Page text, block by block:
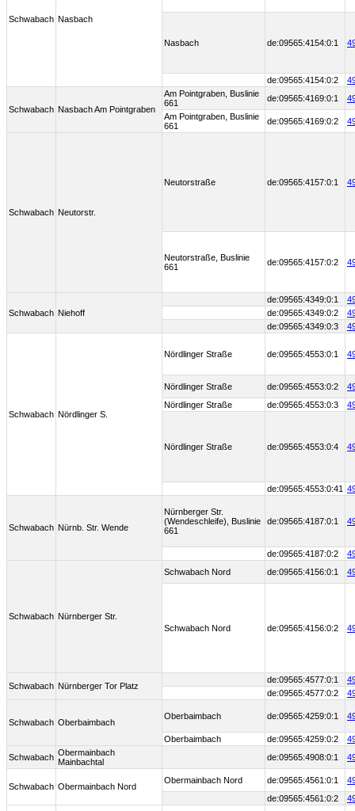
Schwabach Nasbach
Nasbach de:09565:4154:0:1
de:09565:4154:0:2
Schwabach Nasbach Am Pointgraben
Am Pointgraben, Buslinie
661
de:09565:4169:0:1
Am Pointgraben, Buslinie
661
de:09565:4169:0:2
Schwabach Neutorstr.
Neutorstraße de:09565:4157:0:1
Neutorstraße, Buslinie
661
de:09565:4157:0:2
Schwabach Niehoff
de:09565:4349:0:1
de:09565:4349:0:2
de:09565:4349:0:3
Schwabach Nördlinger S.
Nördlinger Straße de:09565:4553:0:1
Nördlinger Straße de:09565:4553:0:2
Nördlinger Straße
de:09565:4553:0:3
Nördlinger Straße de:09565:4553:0:4
de:09565:4553:0:41
Schwabach Nürnb. Str. Wende
Nürnberger Str.
(Wendeschleife), Buslinie
661
de:09565:4187:0:1
de:09565:4187:0:2
Schwabach Nürnberger Str.
Schwabach Nord de:09565:4156:0:1
Schwabach Nord de:09565:4156:0:2
Schwabach Nürnberger Tor Platz
de:09565:4577:0:1
de:09565:4577:0:2
Schwabach Oberbaimbach
Oberbaimbach de:09565:4259:0:1
Oberbaimbach de:09565:4259:0:2
Schwabach Obermainbach
Mainbachtal
de:09565:4908:0:1
Schwabach Obermainbach Nord
Obermainbach Nord de:09565:4561:0:1
de:09565:4561:0:2